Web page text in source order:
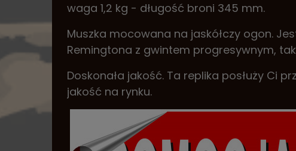
waga 1,2 kg - długość broni 345 mm.
Muszka mocowana na jaskółczy ogon.
Remingtona z gwintem progresywnym,
Doskonała jakość. Ta replika posłuży Ci
jakość na rynku.